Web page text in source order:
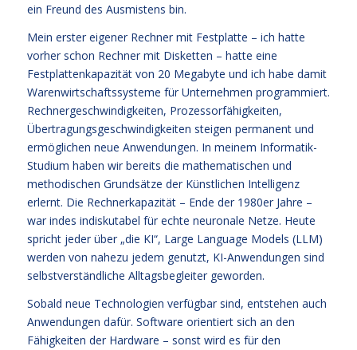
ein Freund des Ausmistens bin.
Mein erster eigener Rechner mit Festplatte – ich hatte
vorher schon Rechner mit Disketten – hatte eine
Festplattenkapazität von 20 Megabyte und ich habe damit
Warenwirtschaftssysteme für Unternehmen programmiert.
Rechnergeschwindigkeiten, Prozessorfähigkeiten,
Übertragungsgeschwindigkeiten steigen permanent und
ermöglichen neue Anwendungen. In meinem Informatik-
Studium haben wir bereits die mathematischen und
methodischen Grundsätze der Künstlichen Intelligenz
erlernt. Die Rechnerkapazität – Ende der 1980er Jahre –
war indes indiskutabel für echte neuronale Netze. Heute
spricht jeder über „die KI“, Large Language Models (LLM)
werden von nahezu jedem genutzt, KI-Anwendungen sind
selbstverständliche Alltagsbegleiter geworden.
Sobald neue Technologien verfügbar sind, entstehen auch
Anwendungen dafür. Software orientiert sich an den
Fähigkeiten der Hardware – sonst wird es für den